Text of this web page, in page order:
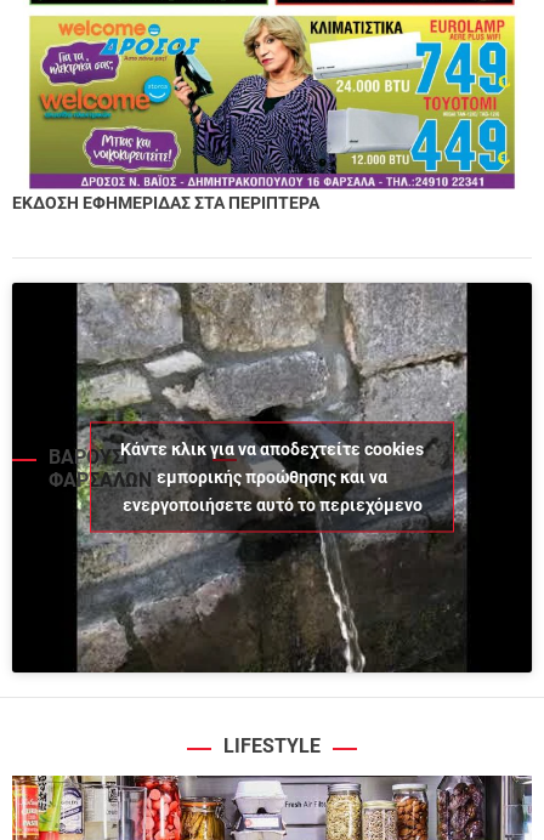
ΕΚΔΟΣΗ ΕΦΗΜΕΡΙΔΑΣ ΣΤΑ ΠΕΡΙΠΤΕΡΑ
ΒΑΡΟΥΣΙ
ΦΑΡΣΑΛΩΝ
Κάντε κλικ για να αποδεχτείτε cookies
εμπορικής προώθησης και να
ενεργοποιήσετε αυτό το περιεχόμενο
LIFESTYLE